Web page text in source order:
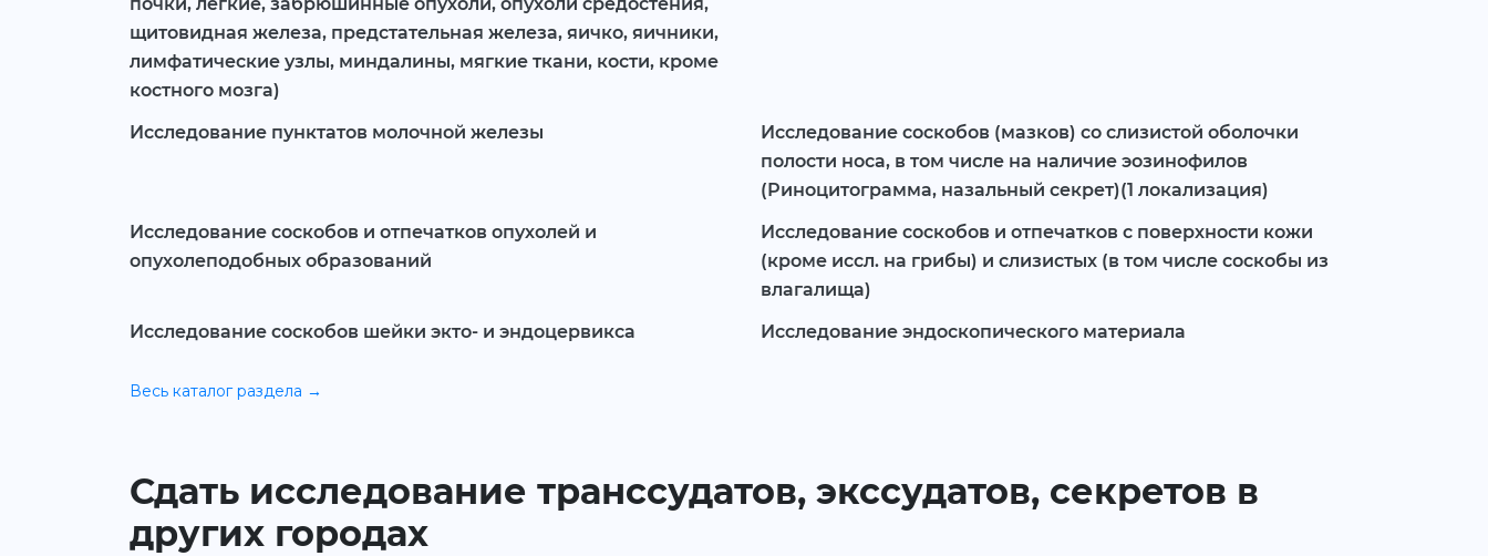
щитовидная железа, предстательная железа, яичко, яичники,
лимфатические узлы, миндалины, мягкие ткани, кости, кроме
костного мозга)
Исследование пунктатов молочной железы
Исследование соскобов (мазков) со слизистой оболочки
полости носа, в том числе на наличие эозинофилов
(Риноцитограмма, назальный секрет)(1 локализация)
Исследование соскобов и отпечатков опухолей и
опухолеподобных образований
Исследование соскобов и отпечатков с поверхности кожи
(кроме иссл. на грибы) и слизистых (в том числе соскобы из
влагалища)
Исследование соскобов шейки экто- и эндоцервикса
Исследование эндоскопического материала
Весь каталог раздела →
Сдать исследование транссудатов, экссудатов, секретов в
других городах